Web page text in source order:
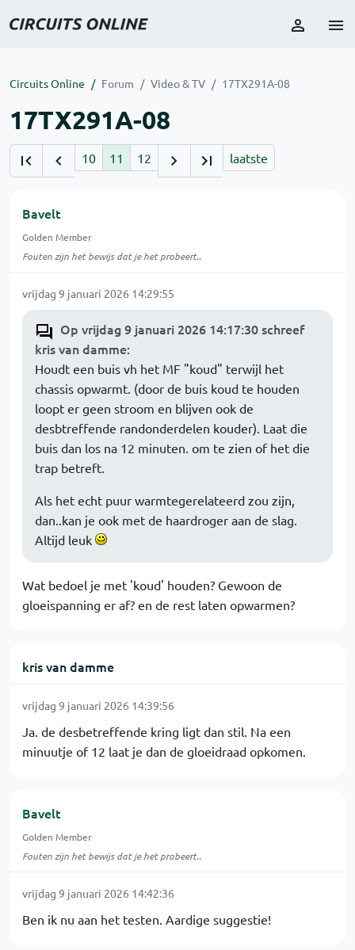
Circuits Online Forum Video & TV 17TX291A-08
17TX291A-08
10 11 12 laatste
Bavelt
Golden Member
Fouten zijn het bewijs dat je het probeert..
vrijdag 9 januari 2026 14:29:55
Op vrijdag 9 januari 2026 14:17:30 schreef
kris van damme:
Houdt een buis vh het MF "koud" terwijl het
chassis opwarmt. (door de buis koud te houden
loopt er geen stroom en blijven ook de
desbtreffende randonderdelen kouder). Laat die
buis dan los na 12 minuten. om te zien of het die
trap betreft.
Als het echt puur warmtegerelateerd zou zijn,
dan..kan je ook met de haardroger aan de slag.
Altijd leuk
Wat bedoel je met 'koud' houden? Gewoon de
gloeispanning er af? en de rest laten opwarmen?
kris van damme
vrijdag 9 januari 2026 14:39:56
Ja. de desbetreffende kring ligt dan stil. Na een
minuutje of 12 laat je dan de gloeidraad opkomen.
Bavelt
Golden Member
Fouten zijn het bewijs dat je het probeert..
vrijdag 9 januari 2026 14:42:36
Ben ik nu aan het testen. Aardige suggestie!